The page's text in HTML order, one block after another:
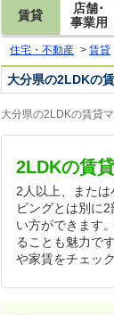
賃貸
店舗･
事業用
住宅・不動産 > 賃貸
大分県の2LDKの
大分県の2LDKの賃貸
2LDKの賃
2人以上、また
ビングとは別に
い方ができます
ることも魅力で
や家賃をチェッ